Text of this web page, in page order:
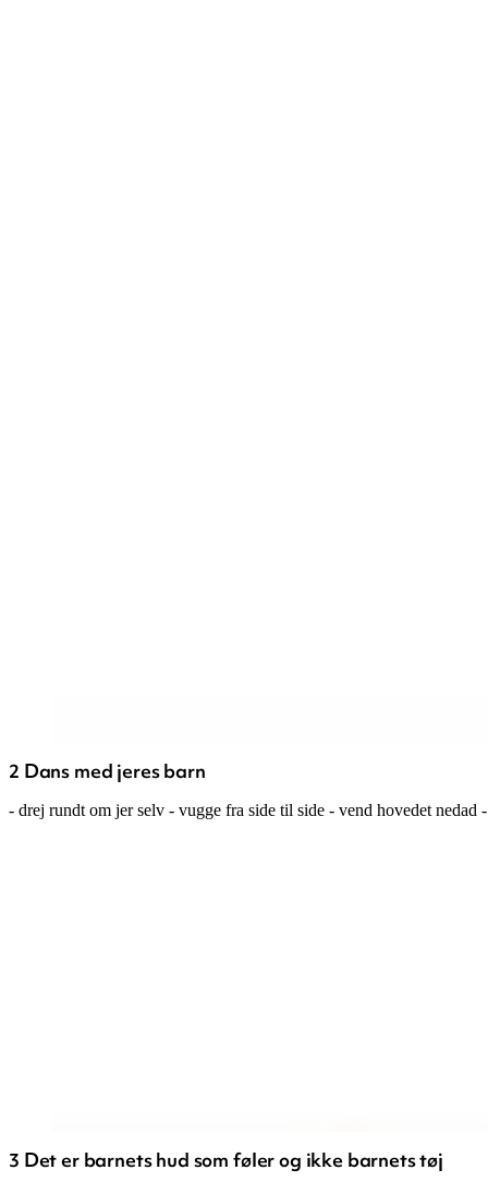
2 Dans med jeres barn
- drej rundt om jer selv - vugge fra side til side - vend hovedet
3 Det er barnets hud som føler og ikke barnets tøj